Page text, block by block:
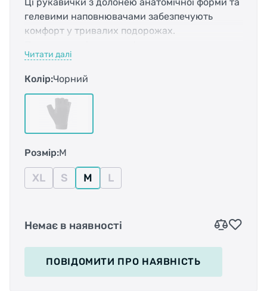
гелевими наповнювачами забезпечують
комфорт у тривалих подорожах.
рукавички на місці.
Долоня анатомічної форми.
Петлі для полегшення зняття рукавичок.
Силіконовий принт на долоні для кращого
захоплення.
Матеріал тильної сторони долоні: 59%
бавовна.
Матеріал долоні: 80% поліестер, 20% еластан.
Читати далі
Колір:Чорний
Розмір:M
XL S M L
Немає в наявності
ПОВІДОМИТИ ПРО НАЯВНІСТЬ